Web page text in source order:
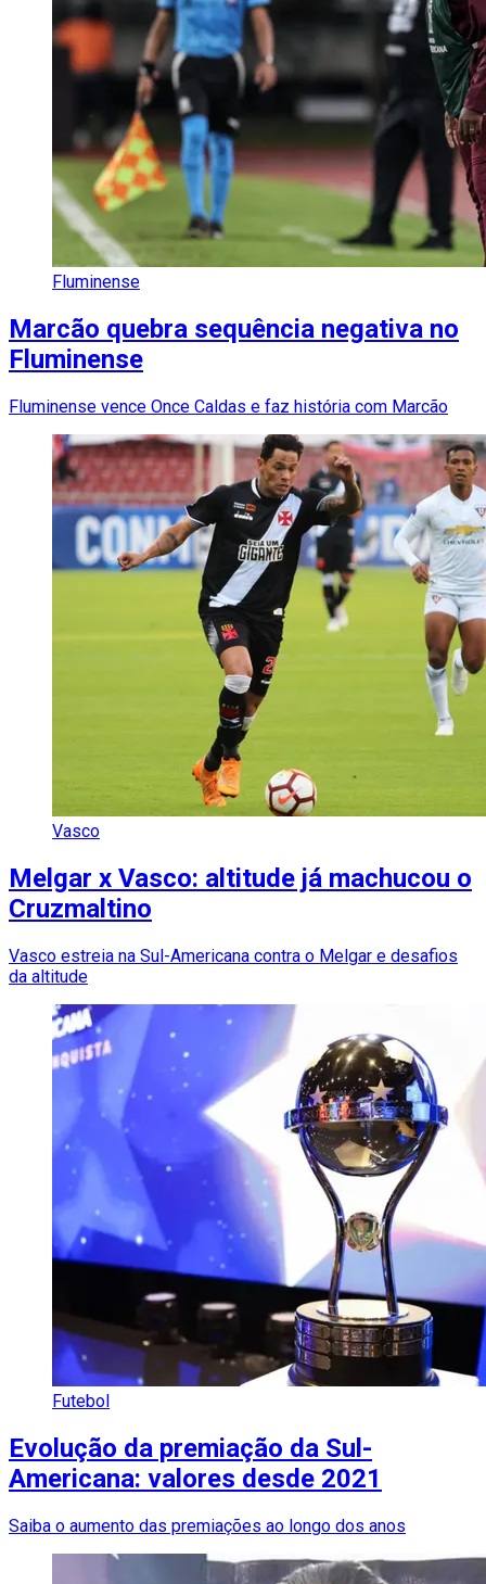
Fluminense
Marcão quebra sequência negativa no
Fluminense
Fluminense vence Once Caldas e faz história com Marcão
Vasco
Melgar x Vasco: altitude já machucou o
Cruzmaltino
Vasco estreia na Sul-Americana contra o Melgar e desafios
da altitude
Futebol
Evolução da premiação da Sul-
Americana: valores desde 2021
Saiba o aumento das premiações ao longo dos anos